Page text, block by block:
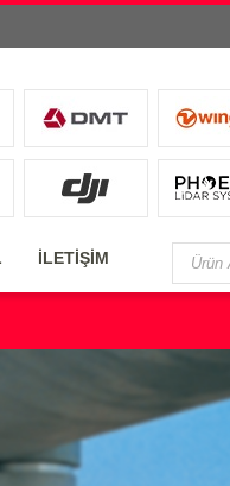
İLETİŞİM